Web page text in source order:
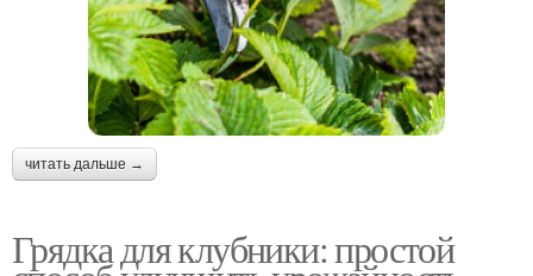
читать дальше →
Грядка для клубники: простой